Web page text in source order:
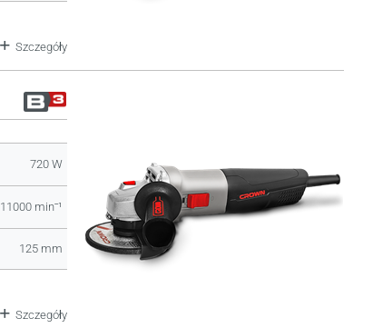
Szczegóły
720 W
11000 minˉ¹
125 mm
Szczegóły